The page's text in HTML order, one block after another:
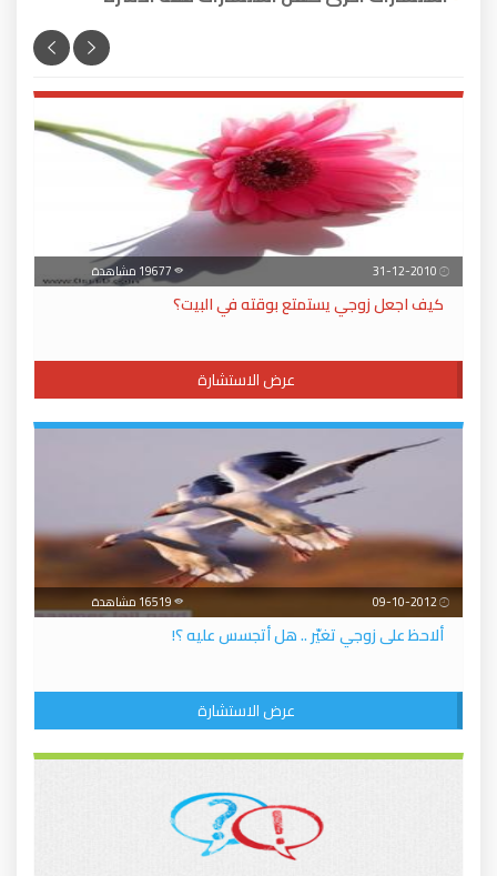
كيف اجعل زوجي يستمتع بوقته في البيت؟
عرض الاستشارة
ألاحظ على زوجي تغيّر .. هل أتجسس عليه ؟!
عرض الاستشارة